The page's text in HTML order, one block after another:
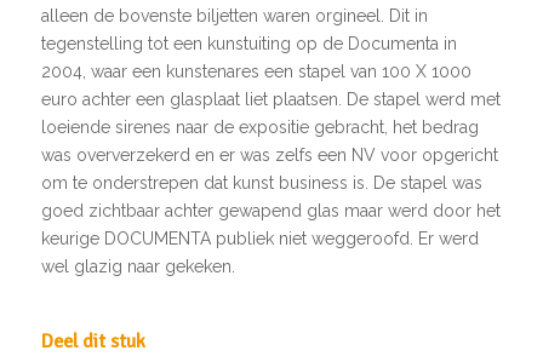
alleen de bovenste biljetten waren orgineel. Dit in
tegenstelling tot een kunstuiting op de Documenta in
2004, waar een kunstenares een stapel van 100 X 1000
euro achter een glasplaat liet plaatsen. De stapel werd met
loeiende sirenes naar de expositie gebracht, het bedrag
was oververzekerd en er was zelfs een NV voor opgericht
om te onderstrepen dat kunst business is. De stapel was
goed zichtbaar achter gewapend glas maar werd door het
keurige DOCUMENTA publiek niet weggeroofd. Er werd
wel glazig naar gekeken.
Deel dit stuk